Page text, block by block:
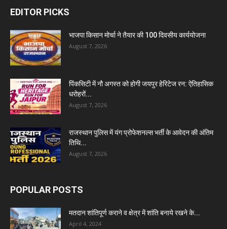
EDITOR PICKS
भाजपा किसान मोर्चा ने तैयार की 100 दिवसीय कार्ययोजना
August 7, 2026
पिंकसिटी में नौ अगस्त को होगी जयपुर हेरिटेज रन: ऐतिहासिक
धरोहरों...
August 7, 2026
राजस्थान पुलिस में यंग प्रोफेशनल्स भर्ती के आवेदन की अंतिम
तिथि...
August 7, 2026
POPULAR POSTS
मतदान शांतिपूर्ण कराने व क्षेत्र में शांति बनाये रखने के...
April 4, 2024